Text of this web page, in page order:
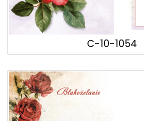
C-10-1054